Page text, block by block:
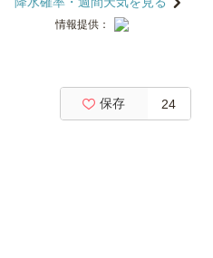
情報提供：
保存 24